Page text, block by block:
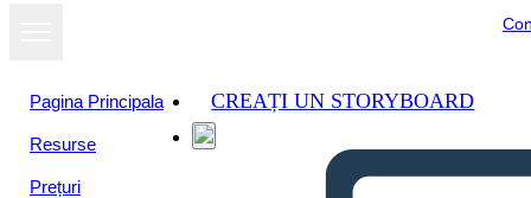
Pagina Principala
Resurse
Prețuri
CREAȚI UN STORYBOARD